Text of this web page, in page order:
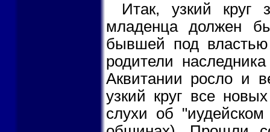
Итак, узкий круг
младенца должен
бывшей под
родители
Аквитании росло и
узкий круг все
слухи об